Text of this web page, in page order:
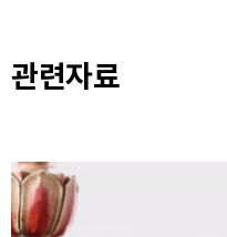
관련자료